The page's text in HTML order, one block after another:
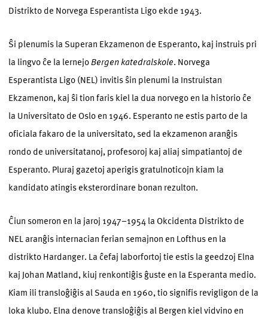
Distrikto de Norvega Esperantista Ligo ekde 1943.
Ŝi plenumis la Superan Ekzamenon de Esperanto, kaj instruis pri
la lingvo ĉe la lernejoBergen katedralskole. Norvega
Esperantista Ligo (NEL) invitis ŝin plenumi la Instruistan
Ekzamenon, kaj ŝi tion faris kiel la dua norvego en la historio ĉe
la Universitato de Oslo en 1946. Esperanto ne estis parto de la
oficiala fakaro de la universitato, sed la ekzamenon aranĝis
rondo de universitatanoj, profesoroj kaj aliaj simpatiantoj de
Esperanto. Pluraj gazetoj aperigis gratulnoticojn kiam la
kandidato atingis eksterordinare bonan rezulton.
Ĉiun someron en la jaroj 1947–1954 la Okcidenta Distrikto de
NEL aranĝis internacian ferian semajnon en Lofthus en la
distrikto Hardanger. La ĉefaj laborfortoj tie estis la geedzoj Elna
kaj Johan Matland, kiuj renkontiĝis ĝuste en la Esperanta medio.
Kiam ili transloĝiĝis al Sauda en 1960, tio signifis revigligon de la
loka klubo. Elna denove transloĝiĝis al Bergen kiel vidvino en